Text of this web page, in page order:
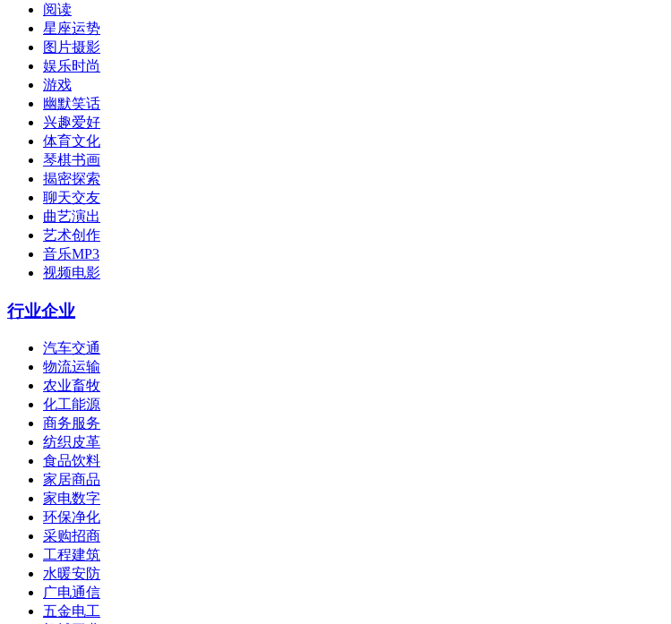
阅读
星座运势
图片摄影
娱乐时尚
游戏
幽默笑话
兴趣爱好
体育文化
琴棋书画
揭密探索
聊天交友
曲艺演出
艺术创作
音乐MP3
视频电影
行业企业
汽车交通
物流运输
农业畜牧
化工能源
商务服务
纺织皮革
食品饮料
家居商品
家电数字
环保净化
采购招商
工程建筑
水暖安防
广电通信
五金电工